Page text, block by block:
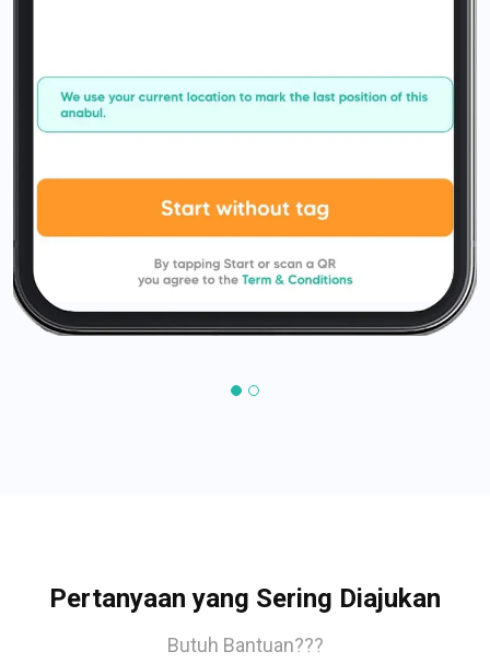
Pertanyaan yang Sering Diajukan
Butuh Bantuan???